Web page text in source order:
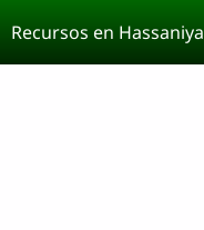
Recursos en Hassaniya